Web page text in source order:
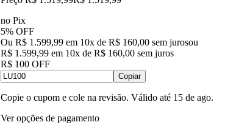
no Pix
5% OFF
Ou R$ 1.599,99 em 10x de R$ 160,00 sem jurosou
R$ 1.599,99 em 10x de R$ 160,00 sem juros
R$ 100 OFF
Copiar
Copie o cupom e cole na revisão. Válido até 15 de ago.
Ver opções de pagamento